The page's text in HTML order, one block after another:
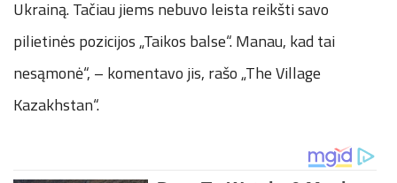
Ukrainą. Tačiau jiems nebuvo leista reikšti savo
pilietinės pozicijos „Taikos balse“. Manau, kad tai
nesąmonė“, – komentavo jis, rašo „The Village
Kazakhstan“.